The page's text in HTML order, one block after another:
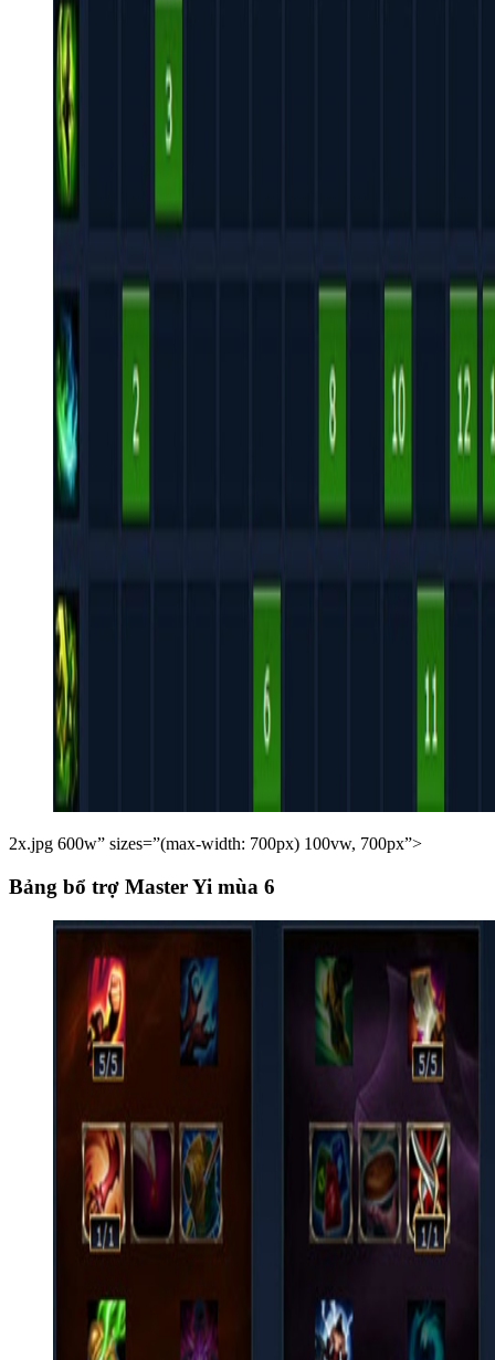
2x.jpg 600w” sizes=”(max-width: 700px) 100vw, 700px”>
Bảng bổ trợ Master Yi mùa 6